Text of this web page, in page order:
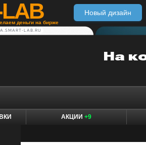
деньги на бирже
Новый дизайн
LAB.RU
АКЦИИ +9